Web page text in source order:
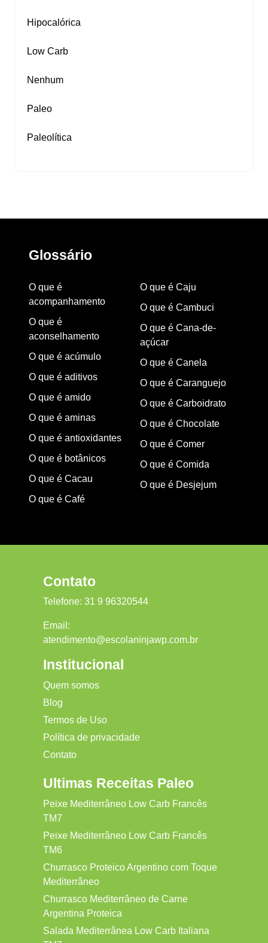
Hipocalórica
Low Carb
Nenhum
Paleo
Paleolítica
Glossário
O que é
acompanhamento
O que é
aconselhamento
O que é acúmulo
O que é aditivos
O que é amido
O que é aminas
O que é antioxidantes
O que é botânicos
O que é Cacau
O que é Café
O que é Caju
O que é Cambuci
O que é Cana-de-
açúcar
O que é Canela
O que é Caranguejo
O que é Carboidrato
O que é Chocolate
O que é Comer
O que é Comida
O que é Desjejum
Contato
Telefone: 31 9 96320544
Email:
atendimento@escolaninjawp.com.br
Institucional
Quem somos
Blog
Termos de Uso
Política de privacidade
Contato
Ultimas Receitas Paleo
Peixe Mediterrâneo Low Carb Francês
TM7
Peixe Mediterrâneo Low Carb Francês
TM6
Churrasco Proteico Argentino com Toque
Mediterrâneo
Churrasco Mediterrâneo de Carne
Argentina Proteica
Salada Mediterrânea Low Carb Italiana